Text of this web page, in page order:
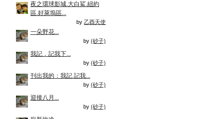
夜之環球影城.大白鯊.紐約
區.好萊塢區...
by乙酉天使
一朵野花...
by(砂子)
我記．記我下...
by(砂子)
刊出我的：我記 記我...
by(砂子)
迎接八月...
by(砂子)